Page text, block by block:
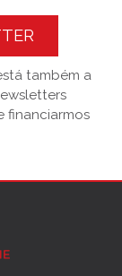
também a
financiarmos